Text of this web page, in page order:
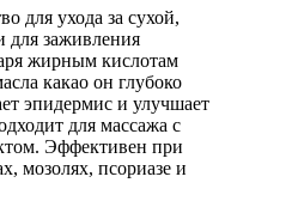
для ухода за сухой,
для заживления
жирным кислотам
какао он глубоко
эпидермис и улучшает
для массажа с
Эффективен при
мозолях, псориазе и